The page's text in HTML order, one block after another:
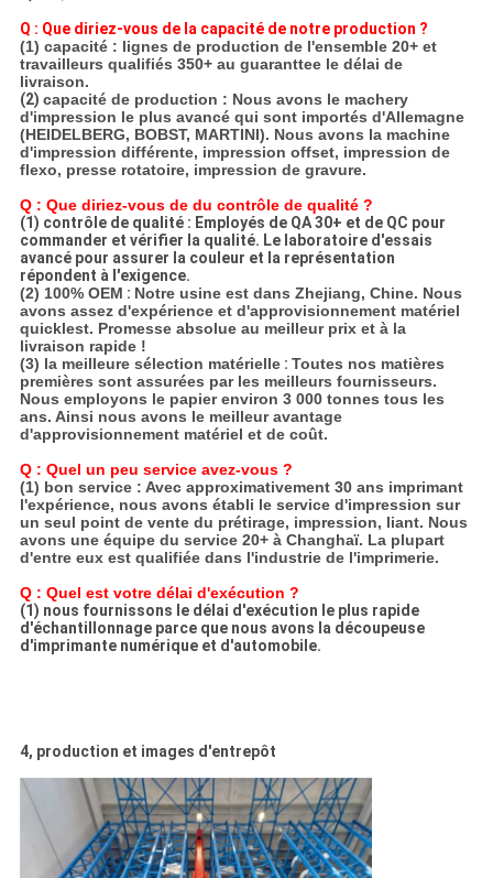
Q : Que diriez-vous de la capacité de notre production ?
(1) capacité : lignes de production de l'ensemble 20+ et
travailleurs qualifiés 350+ au guaranttee le délai de
livraison.
(2) capacité de production : Nous avons le machery
d'impression le plus avancé qui sont importés d'Allemagne
(HEIDELBERG, BOBST, MARTINI). Nous avons la machine
d'impression différente, impression offset, impression de
flexo, presse rotatoire, impression de gravure.
Q : Que diriez-vous de du contrôle de qualité ?
(1) contrôle de qualité : Employés de QA 30+ et de QC pour
commander et vérifier la qualité. Le laboratoire d'essais
avancé pour assurer la couleur et la représentation
répondent à l'exigence.
(2) 100% OEM : Notre usine est dans Zhejiang, Chine. Nous
avons assez d'expérience et d'approvisionnement matériel
quicklest. Promesse absolue au meilleur prix et à la
livraison rapide !
(3) la meilleure sélection matérielle: Toutes nos matières
premières sont assurées par les meilleurs fournisseurs.
Nous employons le papier environ 3 000 tonnes tous les
ans. Ainsi nous avons le meilleur avantage
d'approvisionnement matériel et de coût.
Q : Quel un peu service avez-vous ?
(1) bon service : Avec approximativement 30 ans imprimant
l'expérience, nous avons établi le service d'impression sur
un seul point de vente du prétirage, impression, liant. Nous
avons une équipe du service 20+ à Changhaï. La plupart
d'entre eux est qualifiée dans l'industrie de l'imprimerie.
Q : Quel est votre délai d'exécution ?
(1) nous fournissons le délai d'exécution le plus rapide
d'échantillonnage parce que nous avons la découpeuse
d'imprimante numérique et d'automobile.
4, production et images d'entrepôt